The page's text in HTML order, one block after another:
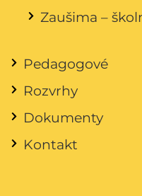
Zaušima –
Pedagogové
Rozvrhy
Dokumenty
Kontakt